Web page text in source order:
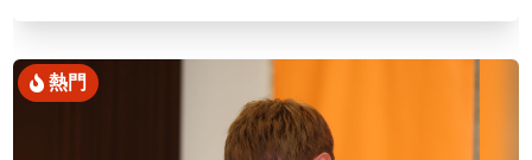
熱門